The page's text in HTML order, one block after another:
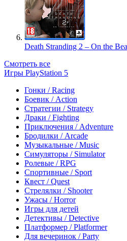
Death Stranding 2 – On the
Смотреть все
Игры PlayStation 5
Гонки / Racing
Боевик / Action
Стратегии / Strategy
Драки / Fighting
Приключения / Adventure
Бродилки / Arcade
Музыкальные / Music
Симуляторы / Simulator
Ролевые / RPG
Спортивные / Sport
Квест / Quest
Стрелялки / Shooter
Ужасы / Horror
Игры для детей
Детективы / Detective
Платформер / Platformer
Для вечеринок / Party